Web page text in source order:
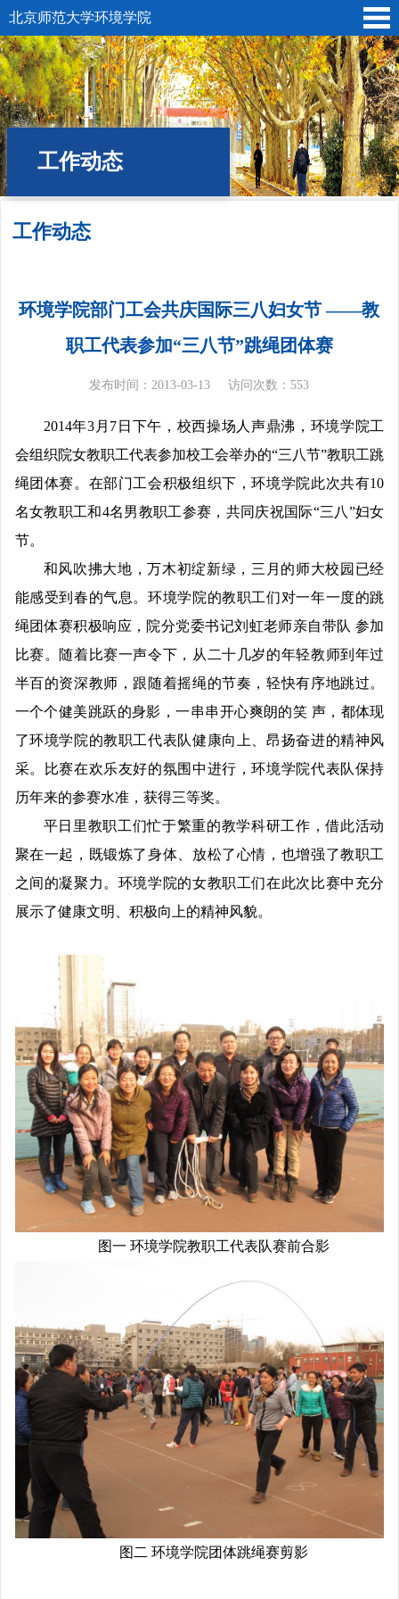
北京师范大学环境学院
工作动态
工作动态
位置:首页»党建工会 分党委 » 工作动态
环境学院部门工会共庆国际三八妇女节 ——教
职工代表参加“三八节”跳绳团体赛
发布时间：2013-03-13 访问次数： 553
2014年3月7日下午，校西操场人声鼎沸，环境学院工
会组织院女教职工代表参加校工会举办的“三八节”教职工跳
绳团体赛。在部门工会积极组织下，环境学院此次共有10
名女教职工和4名男教职工参赛，共同庆祝国际“三八”妇女
节。
和风吹拂大地，万木初绽新绿，三月的师大校园已经
能感受到春的气息。环境学院的教职工们对一年一度的跳
绳团体赛积极响应，院分党委书记刘虹老师亲自带队 参加
比赛。随着比赛一声令下，从二十几岁的年轻教师到年过
半百的资深教师，跟随着摇绳的节奏，轻快有序地跳过。
一个个健美跳跃的身影，一串串开心爽朗的笑 声，都体现
了环境学院的教职工代表队健康向上、昂扬奋进的精神风
采。比赛在欢乐友好的氛围中进行，环境学院代表队保持
历年来的参赛水准，获得三等奖。
平日里教职工们忙于繁重的教学科研工作，借此活动
聚在一起，既锻炼了身体、放松了心情，也增强了教职工
之间的凝聚力。环境学院的女教职工们在此次比赛中充分
展示了健康文明、积极向上的精神风貌。
图一 环境学院教职工代表队赛前合影
图二 环境学院团体跳绳赛剪影